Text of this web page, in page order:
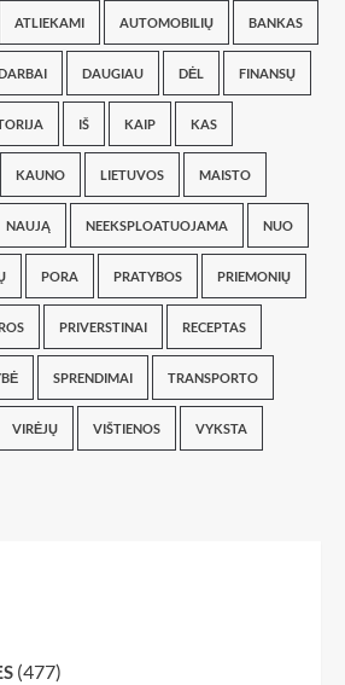
ATLIEKAMI AUTOMOBILIŲ BANKAS
DAUGIAU DĖL FINANSŲ
IŠ KAIP KAS
KAUNO LIETUVOS MAISTO
NAUJĄ NEEKSPLOATUOJAMA NUO
PORA PRATYBOS PRIEMONIŲ
PRIVERSTINAI RECEPTAS
SPRENDIMAI TRANSPORTO
VIRĖJŲ VIŠTIENOS VYKSTA
(477)